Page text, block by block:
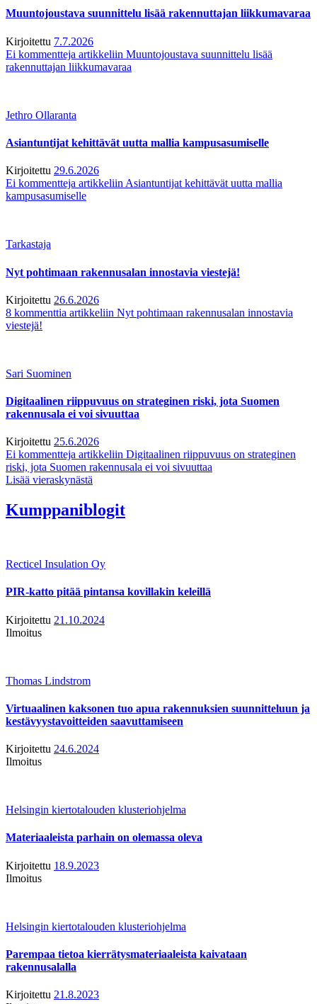
Muuntojoustava suunnittelu lisää rakennuttajan liikkumavaraa
Kirjoitettu 7.7.2026
Ei kommentteja artikkeliin Muuntojoustava suunnittelu lisää
rakennuttajan liikkumavaraa
Jethro Ollaranta
Asiantuntijat kehittävät uutta mallia kampusasumiselle
Kirjoitettu 29.6.2026
Ei kommentteja artikkeliin Asiantuntijat kehittävät uutta mallia
kampusasumiselle
Tarkastaja
Nyt pohtimaan rakennusalan innostavia viestejä!
Kirjoitettu 26.6.2026
8 kommenttia artikkeliin Nyt pohtimaan rakennusalan innostavia
viestejä!
Sari Suominen
Digitaalinen riippuvuus on strateginen riski, jota Suomen
rakennusala ei voi sivuuttaa
Kirjoitettu 25.6.2026
Ei kommentteja artikkeliin Digitaalinen riippuvuus on strateginen
riski, jota Suomen rakennusala ei voi sivuuttaa
Lisää vieraskynästä
Kumppaniblogit
Recticel Insulation Oy
PIR-katto pitää pintansa kovillakin keleillä
Kirjoitettu 21.10.2024
Ilmoitus
Thomas Lindstrom
Virtuaalinen kaksonen tuo apua rakennuksien suunnitteluun ja
kestävyystavoitteiden saavuttamiseen
Kirjoitettu 24.6.2024
Ilmoitus
Helsingin kiertotalouden klusteriohjelma
Materiaaleista parhain on olemassa oleva
Kirjoitettu 18.9.2023
Ilmoitus
Helsingin kiertotalouden klusteriohjelma
Parempaa tietoa kierrätysmateriaaleista kaivataan
rakennusalalla
Kirjoitettu 21.8.2023